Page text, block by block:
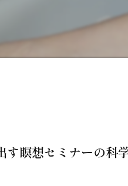
す瞑想セミナーの科